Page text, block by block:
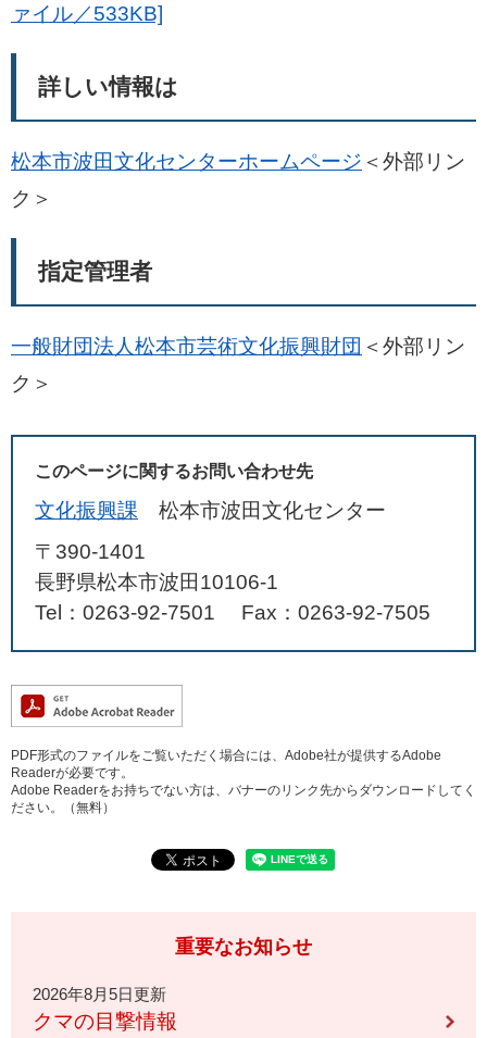
ァイル／533KB]
詳しい情報は
松本市波田文化センターホームページ ＜外部リン
ク＞
指定管理者
一般財団法人松本市芸術文化振興財団 ＜外部リン
ク＞
このページに関するお問い合わせ先
文化振興課
松本市波田文化センター
〒390-1401
長野県松本市波田10106-1
Tel：0263-92-7501
Fax：0263-92-7505
PDF形式のファイルをご覧いただく場合には、Adobe社が提供するAdobe
Readerが必要です。
Adobe Readerをお持ちでない方は、バナーのリンク先からダウンロードしてく
ださい。（無料）
重要なお知らせ
2026年8月5日更新
クマの目撃情報